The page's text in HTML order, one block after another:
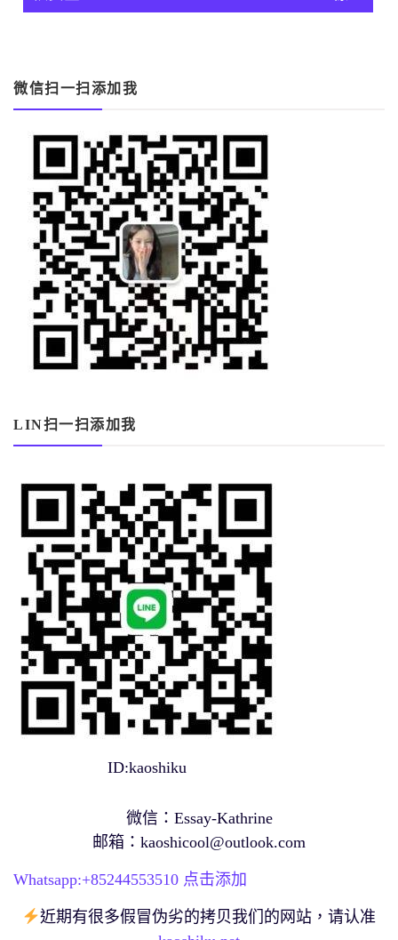
覽
微信扫一扫添加我
LIN扫一扫添加我
ID:kaoshiku
微信：Essay-Kathrine
邮箱： kaoshicool@outlook.com
Whatsapp:+85244553510 点击添加
近期有很多假冒伪劣的拷贝我们的网站，请认准